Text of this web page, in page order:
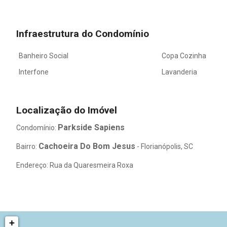
Infraestrutura do Condomínio
Banheiro Social
Copa Cozinha
Interfone
Lavanderia
Localização do Imóvel
Condomínio: Parkside Sapiens
Bairro: Cachoeira Do Bom Jesus - Florianópolis, SC
Endereço: Rua da Quaresmeira Roxa
+